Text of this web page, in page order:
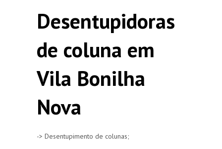
Desentupidoras
de coluna em
Vila Bonilha
Nova
-> Desentupimento de colunas;